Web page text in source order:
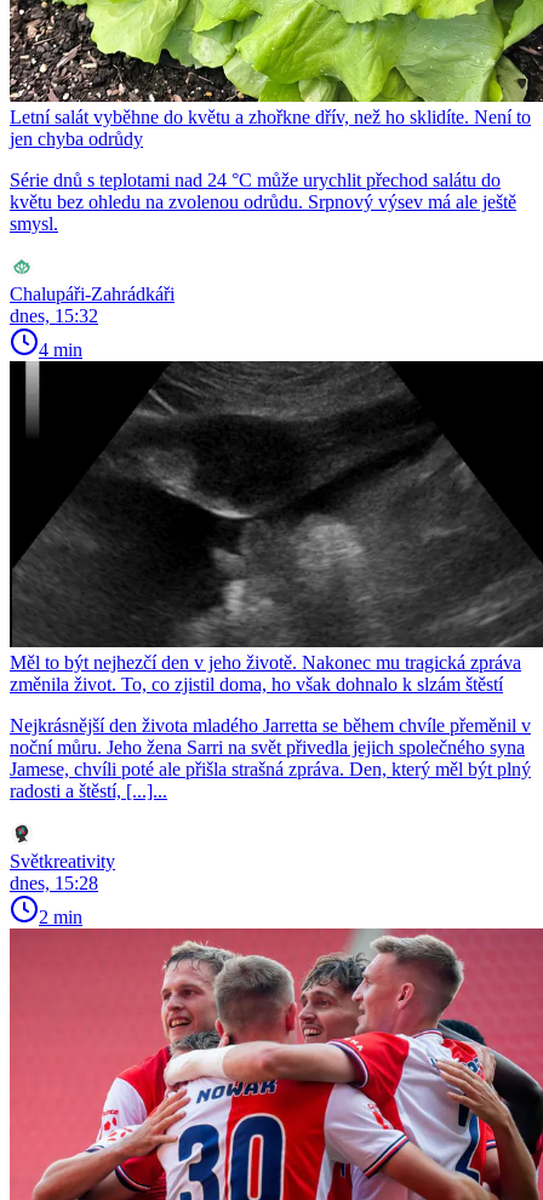
Letní salát vyběhne do květu a zhořkne dřív, než ho sklidíte. Není to
jen chyba odrůdy
Série dnů s teplotami nad 24 °C může urychlit přechod salátu do
květu bez ohledu na zvolenou odrůdu. Srpnový výsev má ale ještě
smysl.
Chalupáři-Zahrádkáři
dnes, 15:32
4 min
Měl to být nejhezčí den v jeho životě. Nakonec mu tragická zpráva
změnila život. To, co zjistil doma, ho však dohnalo k slzám štěstí
Nejkrásnější den života mladého Jarretta se během chvíle přeměnil v
noční můru. Jeho žena Sarri na svět přivedla jejich společného syna
Jamese, chvíli poté ale přišla strašná zpráva. Den, který měl být plný
radosti a štěstí, [...]...
Světkreativity
dnes, 15:28
2 min